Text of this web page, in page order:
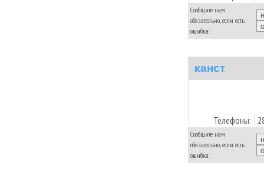
Сообщите нам
обязательно, если есть
ошибка:
канст
Телефоны:
Сообщите нам
обязательно, если есть
ошибка: